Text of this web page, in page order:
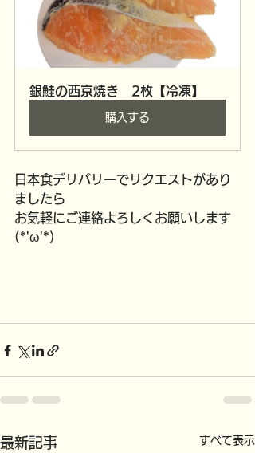
銀鮭の西京焼き　2枚【冷凍】
購入する
日本食デリバリーでリクエストがあり
ましたら
お気軽にご連絡よろしくお願いします
(*'ω'*)
最新記事 すべて表示